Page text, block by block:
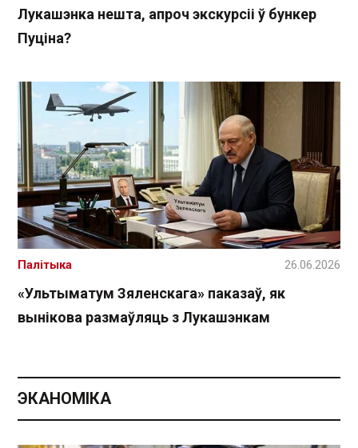
Лукашэнка нешта, апроч экскурсіі ў бункер
Пуціна?
«Ультыматум Зяленскага» паказаў, як
вынікова размаўляць з Лукашэнкам
Палітыка 26.06.2026
ЭКАНОМІКА